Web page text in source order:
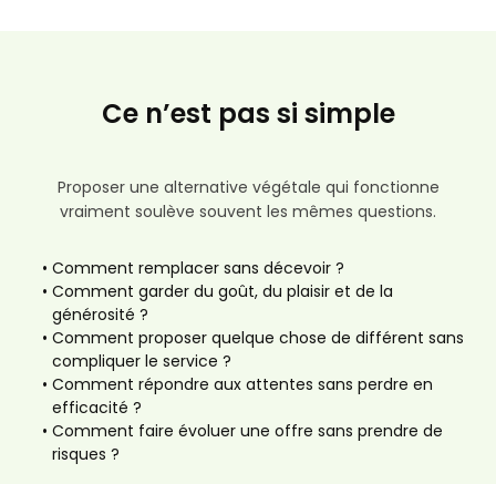
Ce n’est pas si simple
Proposer une alternative végétale qui fonctionne
vraiment soulève souvent les mêmes questions.
Comment remplacer sans décevoir ?
Comment garder du goût, du plaisir et de la
générosité ?
Comment proposer quelque chose de différent sans
compliquer le service ?
Comment répondre aux attentes sans perdre en
efficacité ?
Comment faire évoluer une offre sans prendre de
risques ?